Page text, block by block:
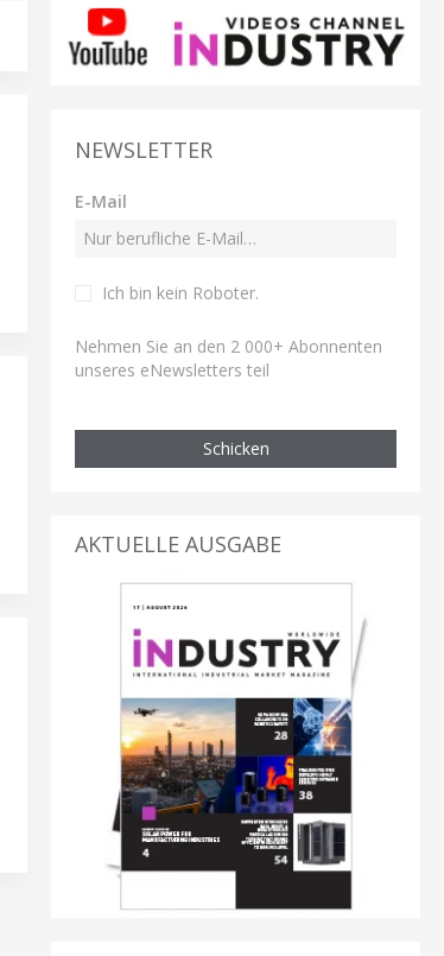
NEWSLETTER
E-Mail
Ich bin kein Roboter.
Nehmen Sie an den 2 000+ Abonnenten
unseres eNewsletters teil
Schicken
AKTUELLE AUSGABE